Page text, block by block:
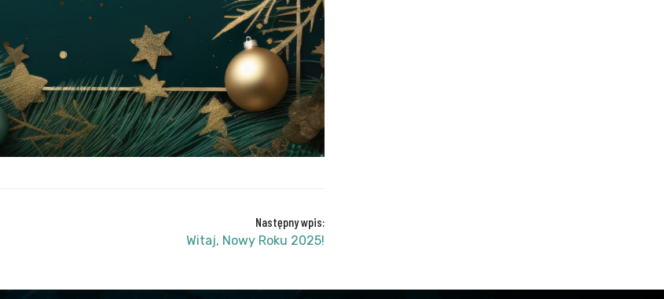
Następny wpis:
Witaj, Nowy Roku 2025!